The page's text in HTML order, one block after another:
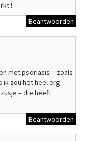
!
Beantwoorden
met psoriasis – zoals
ik zou het heel erg
– die heeft
Beantwoorden